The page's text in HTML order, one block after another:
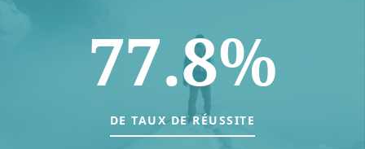
77.8%
DE TAUX DE RÉUSSITE